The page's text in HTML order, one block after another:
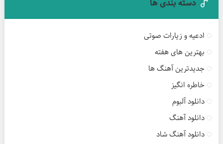
دسته بندی ها
ادعیه و زیارات صوتی
بهترین های هفته
جدیدترین آهنگ ها
خاطره انگیز
دانلود آلبوم
دانلود آهنگ
دانلود آهنگ شاد